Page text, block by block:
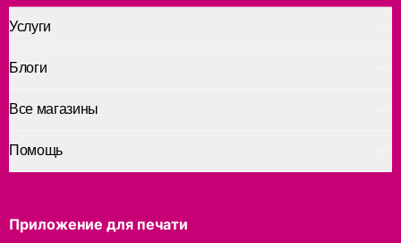
Услуги
Помощь
Блоги
Все магазины
Приложение для печати